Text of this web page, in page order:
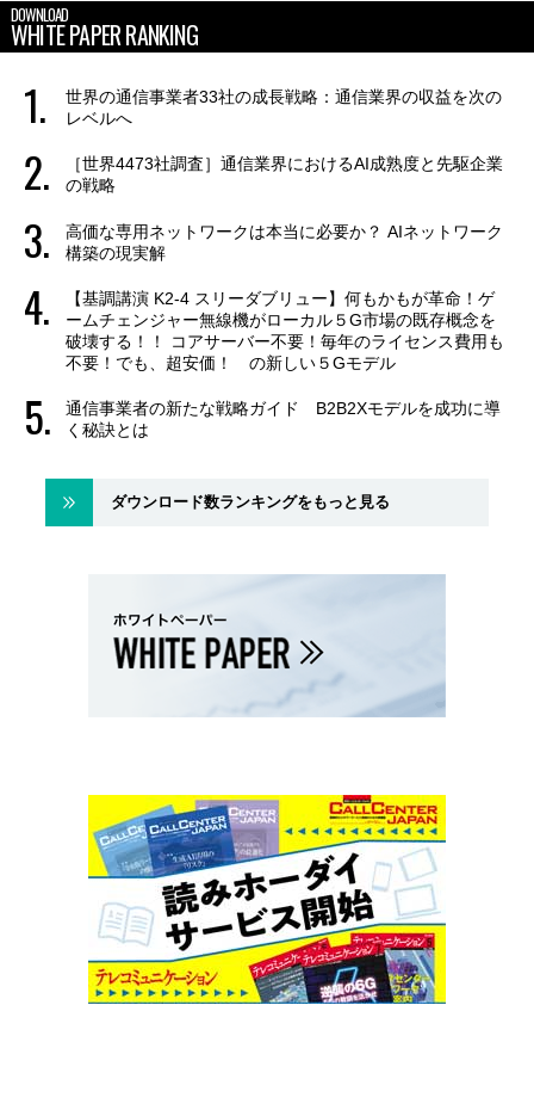
DOWNLOAD
WHITE PAPER RANKING
世界の通信事業者33社の成長戦略：通信業界の収益を次の
レベルへ
［世界4473社調査］通信業界におけるAI成熟度と先駆企業
の戦略
高価な専用ネットワークは本当に必要か？ AIネットワーク
構築の現実解
【基調講演 K2-4 スリーダブリュー】何もかもが革命！ゲ
ームチェンジャー無線機がローカル５G市場の既存概念を
破壊する！！ コアサーバー不要！毎年のライセンス費用も
不要！でも、超安価！ の新しい５Gモデル
通信事業者の新たな戦略ガイド B2B2Xモデルを成功に導
く秘訣とは
ダウンロード数ランキングをもっと見る